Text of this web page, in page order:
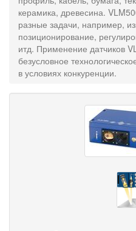
керамика, древесина.
разные задачи, например,
позиционирование,
итд. Применение датчиков
безусловное
в условиях конкуренции.